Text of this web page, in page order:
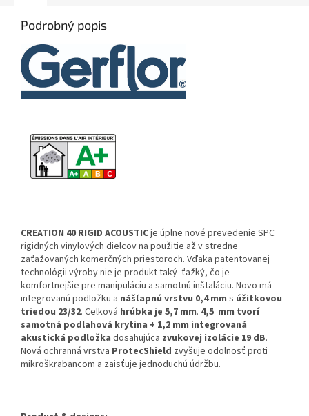
Podrobný popis
CREATION 40 RIGID ACOUSTICje úplne nové prevedenie SPC
rigidných vinylových dielcov na použitie až v stredne
zaťažovaných komerčných priestoroch. Vďaka patentovanej
technológii výroby nie je produkt taký ťažký, čo je
komfortnejšie pre manipuláciu a samotnú inštaláciu. Novo má
integrovanú podložku a nášľapnú vrstvu 0,4 mm s úžitkovou
triedou 23/32. Celková hrúbka je 5,7 mm. 4,5 mm tvorí
samotná podlahová krytina + 1,2 mm integrovaná
akustická podložka dosahujúca zvukovej izolácie 19 dB.
Nová ochranná vrstva ProtecShield zvyšuje odolnosť proti
mikroškrabancom a zaisťuje jednoduchú údržbu.